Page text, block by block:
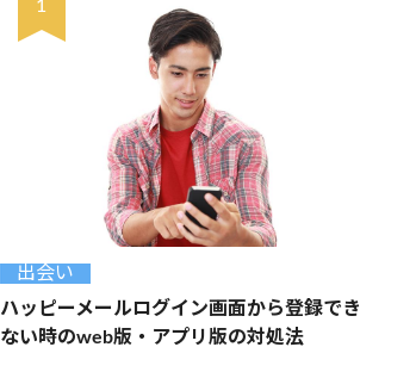
出会い
ハッピーメールログイン画面から登録でき
ない時のweb版・アプリ版の対処法